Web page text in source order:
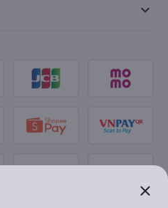
keyboard_arrow_down
close